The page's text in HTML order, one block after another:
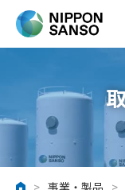
> 事業・製品 >